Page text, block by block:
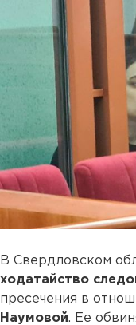
В Свердловском
ходатайство
пресечения в
Наумовой. Ее